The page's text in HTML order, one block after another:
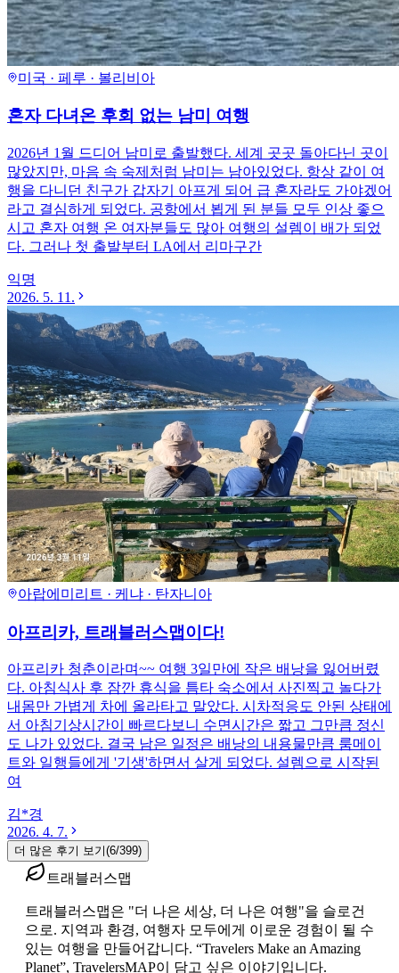
미국 · 페루 · 볼리비아
혼자 다녀온 후회 없는 남미 여행
2026년 1월 드디어 남미로 출발했다. 세계 곳곳 돌아다닌 곳이
많았지만, 마음 속 숙제처럼 남미는 남아있었다. 항상 같이 여
행을 다니던 친구가 갑자기 아프게 되어 급 혼자라도 가야겠어
라고 결심하게 되었다. 공항에서 뵙게 된 분들 모두 인상 좋으
시고 혼자 여행 온 여자분들도 많아 여행의 설렘이 배가 되었
다. 그러나 첫 출발부터 LA에서 리마구간
익명
2026. 5. 11.
아랍에미리트 · 케냐 · 탄자니아
아프리카, 트래블러스맵이다!
아프리카 청춘이라며~~ 여행 3일만에 작은 배낭을 잃어버렸
다. 아침식사 후 잠깐 휴식을 틈타 숙소에서 사진찍고 놀다가
내몸만 가볍게 차에 올라타고 말았다. 시차적응도 안된 상태에
서 아침기상시간이 빠르다보니 수면시간은 짧고 그만큼 정신
도 나가 있었다. 결국 남은 일정은 배낭의 내용물만큼 룸메이
트와 일행들에게 '기생'하면서 살게 되었다. 설렘으로 시작된
여
김*경
2026. 4. 7.
더 많은 후기 보기(6/399)
트래블러스맵
트래블러스맵은 "더 나은 세상, 더 나은 여행"을 슬로건
으로. 지역과 환경, 여행자 모두에게 이로운 경험이 될 수
있는 여행을 만들어갑니다. “Travelers Make an Amazing
Planet”, TravelersMAP이 담고 싶은 이야기입니다.